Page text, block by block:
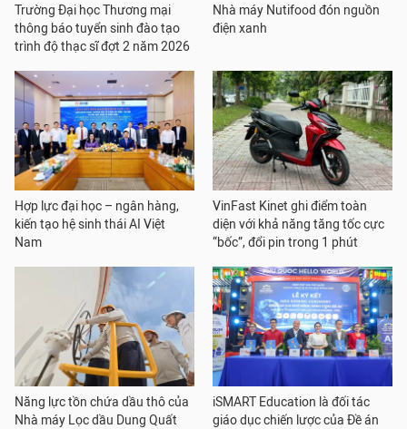
Trường Đại học Thương mại
thông báo tuyển sinh đào tạo
trình độ thạc sĩ đợt 2 năm 2026
Nhà máy Nutifood đón nguồn
điện xanh
Hợp lực đại học – ngân hàng,
kiến tạo hệ sinh thái AI Việt
Nam
VinFast Kinet ghi điểm toàn
diện với khả năng tăng tốc cực
“bốc”, đổi pin trong 1 phút
Năng lực tồn chứa dầu thô của
Nhà máy Lọc dầu Dung Quất
iSMART Education là đối tác
giáo dục chiến lược của Đề án